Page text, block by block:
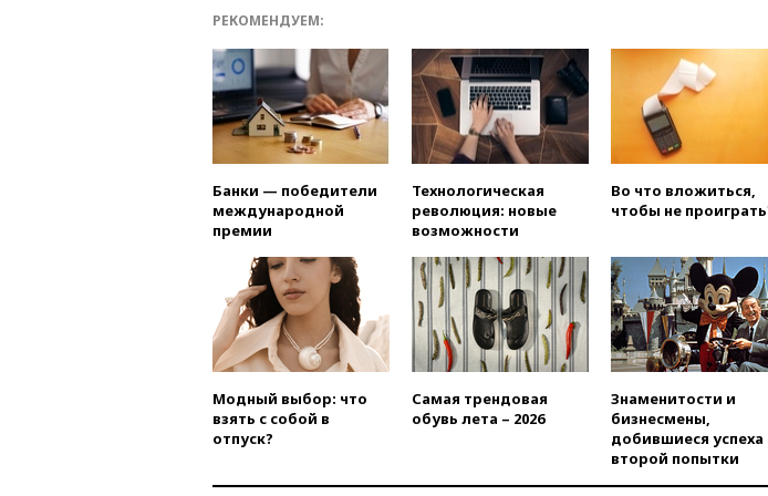
РЕКОМЕНДУЕМ:
Банки — победители
международной
премии
Технологическая
революция: новые
возможности
Во что вложиться,
чтобы не
Модный выбор: что
взять с собой в
отпуск?
Самая трендовая
обувь лета – 2026
Знаменитости и
бизнесмены,
добившиеся успеха
второй попытки